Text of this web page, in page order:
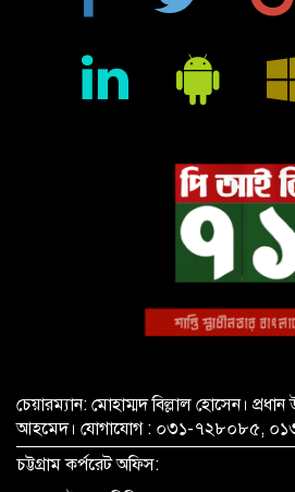
শিক্ষা প্রতিষ্ঠান জ্ঞানের বাতিঘর,
বায়েজিদ বোস্তামী থানার অভিযানে
চেয়ারম্যান: মোহাম্মদ বিল্লাল হোসেন।
আহমেদ। যোগাযোগ : ০৩১-৭২৮০৮৫,
চট্টগ্রাম কর্পরেট অফিস: